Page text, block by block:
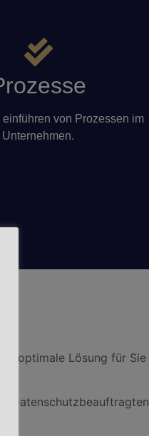
einführen von Prozessen im
Unternehmen.
optimale Lösung für Sie
Datenschutzbeauftragten